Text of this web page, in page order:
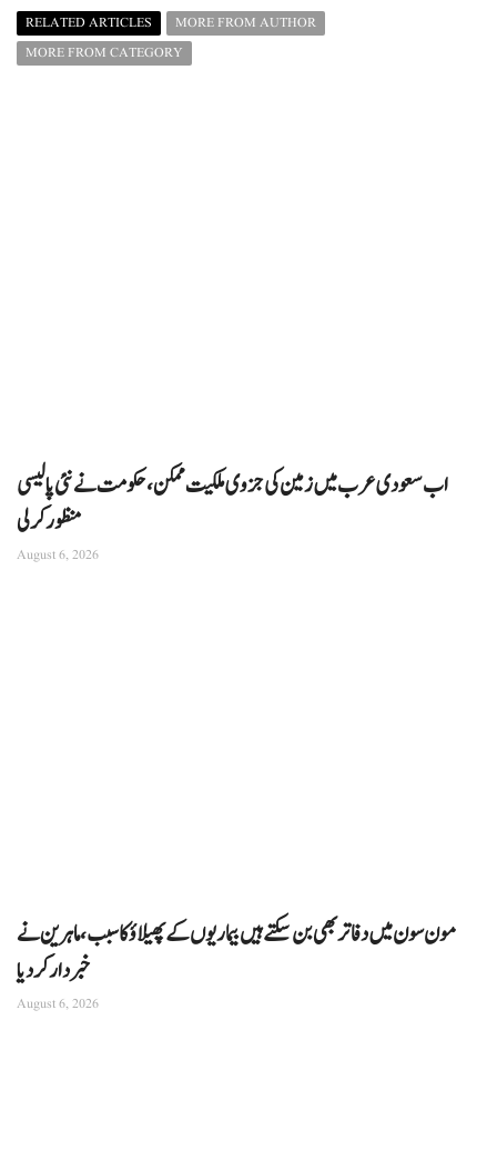
RELATED ARTICLES
MORE FROM AUTHOR
MORE FROM CATEGORY
اب سعودی عرب میں زمین کی جزوی ملکیت ممکن، حکومت نے نئی پالیسی
منظور کرلی
August 6, 2026
مون سون میں دفاتر بھی بن سکتے ہیں بیماریوں کے پھیلاؤ کا سبب، ماہرین نے
خبردار کر دیا
August 6, 2026